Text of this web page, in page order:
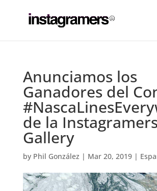
Anunciamos los
Ganadores del
de la
Gallery
by Phil González | Mar 20, 2019|